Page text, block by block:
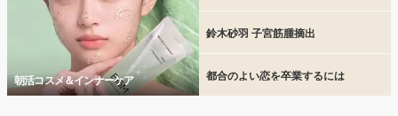
朝活コスメ＆インナーケア
鈴木砂羽 子宮筋腫摘出
都合のよい恋を卒業するには